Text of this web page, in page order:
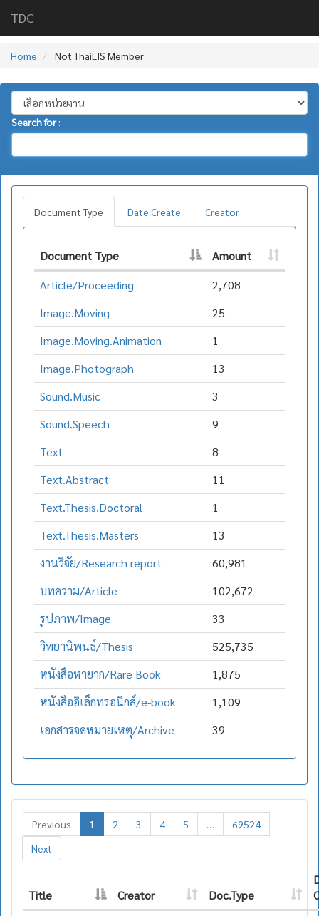
TDC
Home Not ThaiLIS Member
Search for:
Document Type Date Create Creator
Document Type
Amount
Article/Proceeding
2,708
Image.Moving
25
Image.Moving.Animation
1
Image.Photograph
13
Sound.Music
3
Sound.Speech
9
Text
8
Text.Abstract
11
Text.Thesis.Doctoral
1
Text.Thesis.Masters
13
งานวิจัย/Research report
60,981
บทความ/Article
102,672
รูปภาพ/Image
33
วิทยานิพนธ์/Thesis
525,735
หนังสือหายาก/Rare Book
1,875
หนังสืออิเล็กทรอนิกส์/e-book
1,109
เอกสารจดหมายเหตุ/Archive
39
Previous 1 2 3 4 5 …
69524
Next
Title Creator Doc.Type